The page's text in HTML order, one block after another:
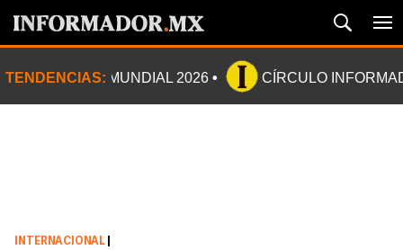
TENDENCIAS: MUNDIAL 2026 CÍRCULO
INTERNACIONAL